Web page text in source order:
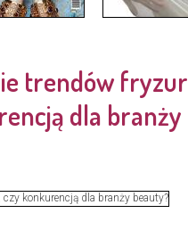
trendów fryzur
dla branży